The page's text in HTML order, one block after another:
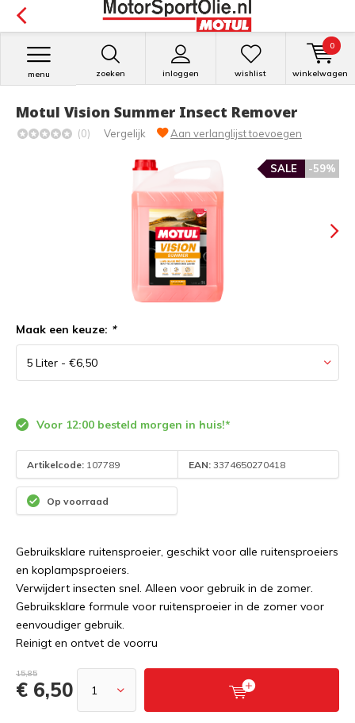
zoeken inloggen
menu wishlist winkelwagen
0
Motul Vision Summer Insect Remover
(0) Vergelijk Aan verlanglijst toevoegen
-59%
SALE
Maak een keuze: *
Voor 12:00 besteld morgen in huis!*
Artikelcode: 107789 EAN: 3374650270418
Op voorraad
Gebruiksklare ruitensproeier, geschikt voor alle ruitensproeiers
en koplampsproeiers.
Verwijdert insecten snel. Alleen voor gebruik in de zomer.
Gebruiksklare formule voor ruitensproeier in de zomer voor
eenvoudiger gebruik.
Reinigt en ontvet de voorru
15,85
€ 6,50